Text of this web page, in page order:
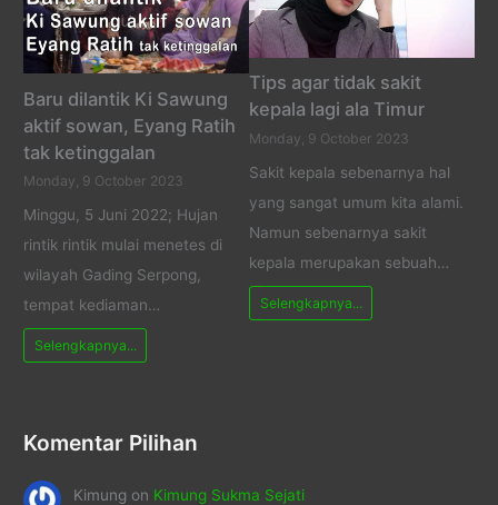
Baru dilantik Ki Sawung
aktif sowan, Eyang Ratih
tak ketinggalan
Monday, 9 October 2023
Minggu, 5 Juni 2022; Hujan
rintik rintik mulai menetes di
wilayah Gading Serpong,
tempat kediaman…
Selengkapnya...
Tips agar tidak sakit
kepala lagi ala Timur
Monday, 9 October 2023
Sakit kepala sebenarnya hal
yang sangat umum kita alami.
Namun sebenarnya sakit
kepala merupakan sebuah…
Selengkapnya...
Komentar Pilihan
Kimung on Kimung Sukma Sejati